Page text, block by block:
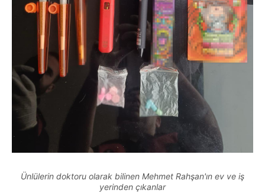
Ünlülerin doktoru olarak bilinen Mehmet Rahşan'ın ev ve iş
yerinden çıkanlar